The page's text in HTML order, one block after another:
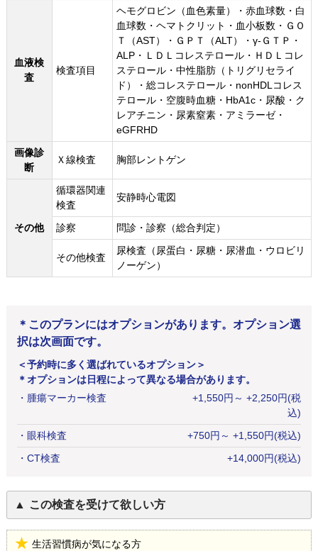
血液検
査
検査項目
ヘモグロビン（血色素量）・赤血球数・白
血球数・ヘマトクリット・血小板数・ＧＯ
Ｔ（AST）・ＧＰＴ（ALT）・γ-ＧＴＰ・
ALP・ＬＤＬコレステロール・ＨＤＬコレ
ステロール・中性脂肪（トリグリセライ
ド）・総コレステロール・nonHDLコレス
テロール・空腹時血糖・HbA1c・尿酸・ク
レアチニン・尿素窒素・アミラーゼ・
eGFRHD
画像診
断
Ｘ線検査 胸部レントゲン
その他
循環器関連
検査
安静時心電図
診察 問診・診察（総合判定）
その他検査
尿検査（尿蛋白・尿糖・尿潜血・ウロビリ
ノーゲン）
＊このプランにはオプションがあります。オプション選
択は次画面です。
＜予約時に多く選ばれているオプション＞
＊オプションは日程によって異なる場合があります。
・ 腫瘍マーカー検査 +1,550円 ～ +2,250円(税
込)
・ 眼科検査 +750円 ～ +1,550円(税込)
・ CT検査 +14,000円(税込)
この検査を受けて欲しい方
生活習慣病が気になる方